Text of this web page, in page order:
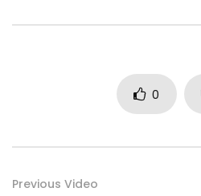
0
Previous Video